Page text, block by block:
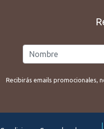
Recibirás emails promocionales,